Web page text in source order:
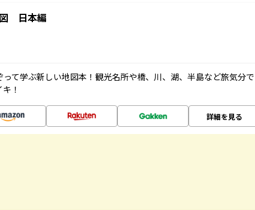
日本編
て学ぶ新しい地図本！観光名所や橋、川、湖、半島など旅気分で
！
詳細を見る